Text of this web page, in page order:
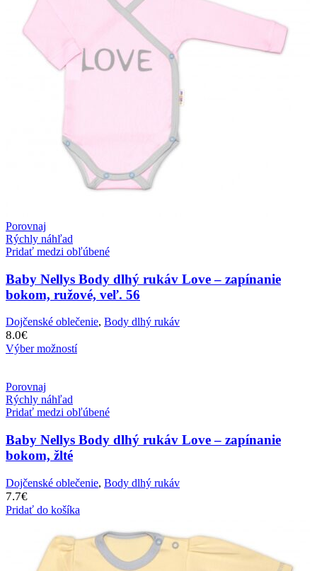
Porovnaj
Rýchly náhľad
Pridať medzi obľúbené
Baby Nellys Body dlhý rukáv Love – zapínanie
bokom, ružové, veľ. 56
Dojčenské oblečenie, Body dlhý rukáv
8.0€
Výber možností
Porovnaj
Rýchly náhľad
Pridať medzi obľúbené
Baby Nellys Body dlhý rukáv Love – zapínanie
bokom, žlté
Dojčenské oblečenie, Body dlhý rukáv
7.7€
Pridať do košíka